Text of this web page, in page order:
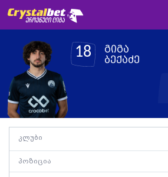
18
გიგა
ბექაძე
კლუბი
პოზიცია